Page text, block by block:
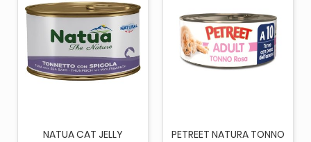
NATUA CAT JELLY
PETREET NATURA TONNO